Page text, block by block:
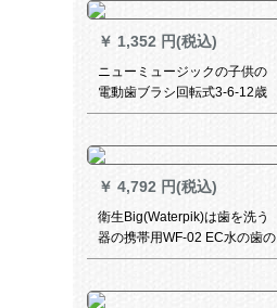
色本体一本ブラシ【内外電
￥ 1,352 円(税込)
ニューミュージックの子供の
電動歯ブラシ回転式3-6-12歳
のデュポンの柔らかい毛の子
黄色の7-14歳
￥ 4,792 円(税込)
衛生Big(Waterpik)は歯を洗う
器の携帯用WF-02 EC水の歯の
線の洗剤の歯の歯の隙間を洗